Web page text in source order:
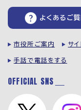
よくあるご質
市役所ご案内 サ
手話で電話をする
OFFICIAL SNS